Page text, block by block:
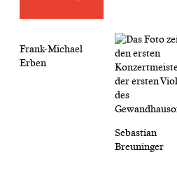
Frank-Michael
Erben
Sebastian
Breuninger